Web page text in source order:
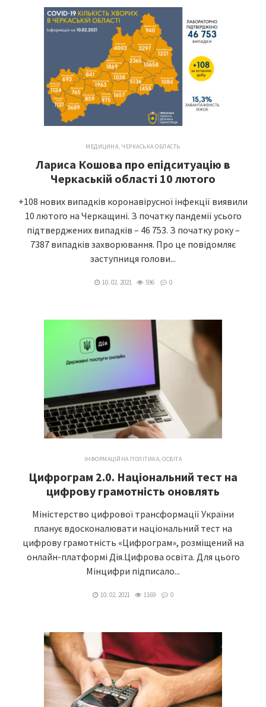
МЕДИЦИНА, ЧЕРКАСЬКА ОБЛАСТЬ
Лариса Кошова про епідситуацію в
Черкаській області 10 лютого
+108 нових випадків коронавірусної інфекції виявили
10 лютого на Черкащині. З початку пандемії усього
підтверджених випадків – 46 753. З початку року –
7387 випадків захворювання. Про це повідомляє
заступниця голови...
10. 02. 2021 596 0
ІНФОРМАЦІЙНА ПОЛІТИКА,ОСВІТА
Цифрограм 2.0. Національний тест на
цифрову грамотність оновлять
Міністерство цифрової трансформації України
планує вдосконалювати національний тест на
цифрову грамотність «Цифрограм», розміщений на
онлайн-платформі Дія.Цифрова освіта. Для цього
Мінцифри підписало...
10. 02. 2021 1169 0